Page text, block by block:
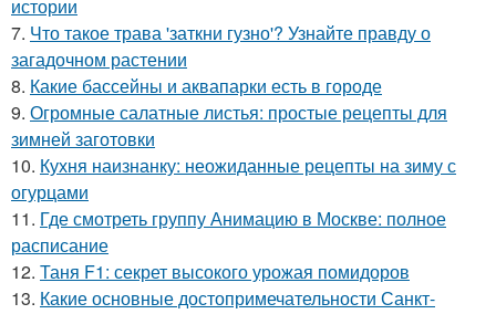
истории
7. Что такое трава 'заткни гузно'? Узнайте правду о
загадочном растении
8. Какие бассейны и аквапарки есть в городе
9. Огромные салатные листья: простые рецепты для
зимней заготовки
10. Кухня наизнанку: неожиданные рецепты на зиму с
огурцами
11. Где смотреть группу Анимацию в Москве: полное
расписание
12. Таня F1: секрет высокого урожая помидоров
13. Какие основные достопримечательности Санкт-